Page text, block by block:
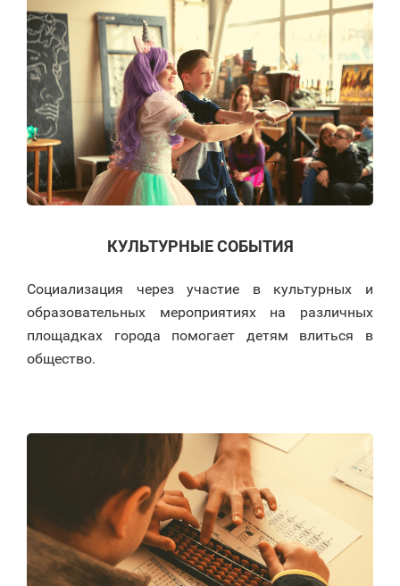
КУЛЬТУРНЫЕ СОБЫТИЯ
Социализация через участие в культурных и
образовательных мероприятиях на различных
площадках города помогает детям влиться в
общество.